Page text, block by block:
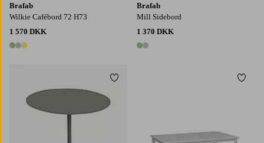
Brafab
Wilkie Cafébord 72 H73
1 570 DKK
3 farver
Brafab
Mill Sidebord
1 370 DKK
2 farver
Tilføj til favoritter